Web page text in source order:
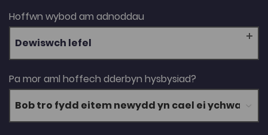
Hoffwn wybod am adnoddau
Dewiswch lefel
Pa mor aml hoffech dderbyn hysbysiad?